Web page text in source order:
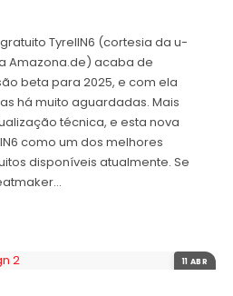
TyrellN6 (cortesia da u-
Amazona.de) acaba de
beta para 2025, e com ela
há muito aguardadas. Mais
técnica, e esta nova
como um dos melhores
disponíveis atualmente. Se
11 ABR